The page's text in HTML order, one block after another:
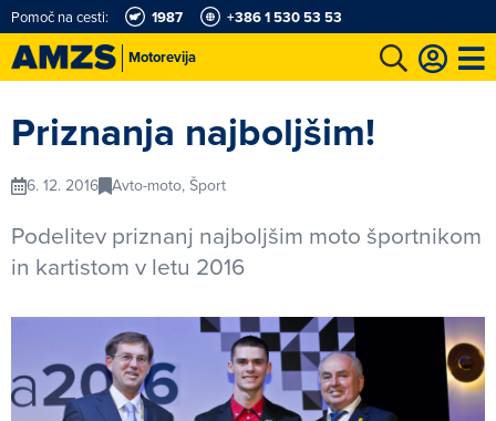
Motorevija
Pomoč na cesti: 1987 +386 1 530 53 53
Priznanja najboljšim!
6. 12. 2016 Avto-moto, Šport
Podelitev priznanj najboljšim moto športnikom
in kartistom v letu 2016